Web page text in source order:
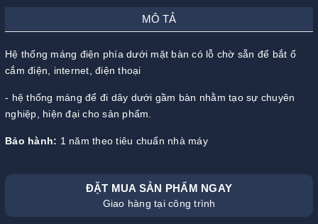
MÔ TẢ
Hệ thống máng điện phía dưới mặt bàn có lỗ chờ sẵn để bắt ổ
cắm điện, internet, điện thoại
- hệ thống máng để đi dây dưới gầm bàn nhằm tạo sự chuyên
nghiệp, hiện đại cho sản phẩm.
Bảo hành: 1 năm theo tiêu chuẩn nhà máy
ĐẶT MUA SẢN PHẨM NGAY
Giao hàng tại công trình